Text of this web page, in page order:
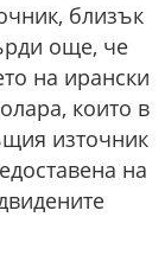
близък
още, че
на ирански
които в
източник
на